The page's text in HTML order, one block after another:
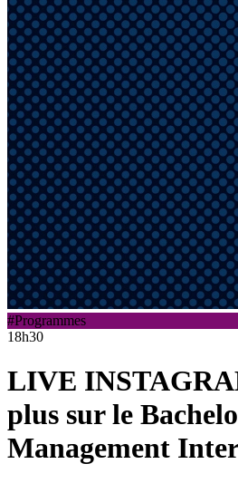
#Programmes
18h30
LIVE
plus sur le
Management